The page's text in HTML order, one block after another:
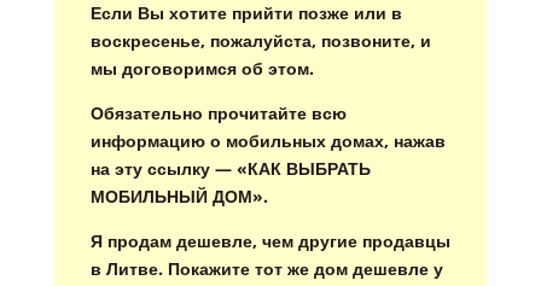
Если Вы хотите прийти позже или в
воскресенье, пожалуйста, позвоните, и
мы договоримся об этом.
Обязательно прочитайте всю
информацию о мобильных домах, нажав
на эту ссылку — «КАК ВЫБРАТЬ
МОБИЛЬНЫЙ ДОМ».
Я продам дешевле, чем другие продавцы
в Литве. Покажите тот же дом дешевле у